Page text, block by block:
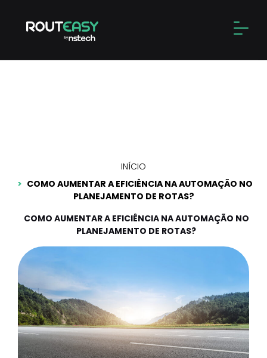
content
INÍCIO
COMO AUMENTAR A EFICIÊNCIA NA AUTOMAÇÃO NO
PLANEJAMENTO DE ROTAS?
COMO AUMENTAR A EFICIÊNCIA NA AUTOMAÇÃO NO
PLANEJAMENTO DE ROTAS?